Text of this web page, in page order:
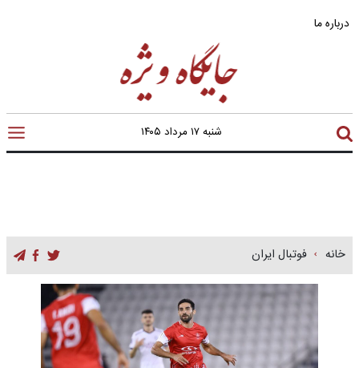
درباره ما
شنبه ۱۷ مرداد ۱۴۰۵
خانه فوتبال ایران